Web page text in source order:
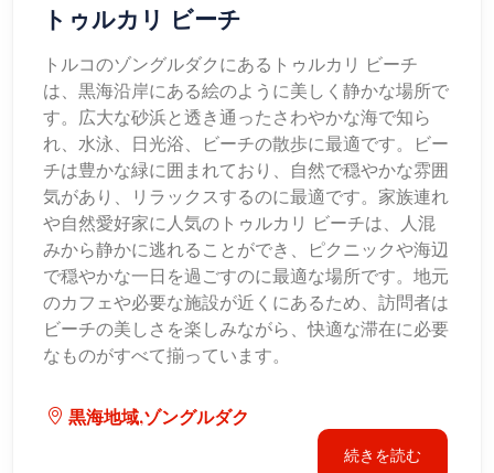
トゥルカリ ビーチ
トルコのゾングルダクにあるトゥルカリ ビーチ
は、黒海沿岸にある絵のように美しく静かな場所で
す。広大な砂浜と透き通ったさわやかな海で知ら
れ、水泳、日光浴、ビーチの散歩に最適です。ビー
チは豊かな緑に囲まれており、自然で穏やかな雰囲
気があり、リラックスするのに最適です。家族連れ
や自然愛好家に人気のトゥルカリ ビーチは、人混
みから静かに逃れることができ、ピクニックや海辺
で穏やかな一日を過ごすのに最適な場所です。地元
のカフェや必要な施設が近くにあるため、訪問者は
ビーチの美しさを楽しみながら、快適な滞在に必要
なものがすべて揃っています。
黒海地域,ゾングルダク
続きを読む